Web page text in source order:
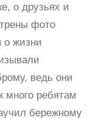
о друзьях и
фото
о жизни
ведь они
много ребятам
бережному